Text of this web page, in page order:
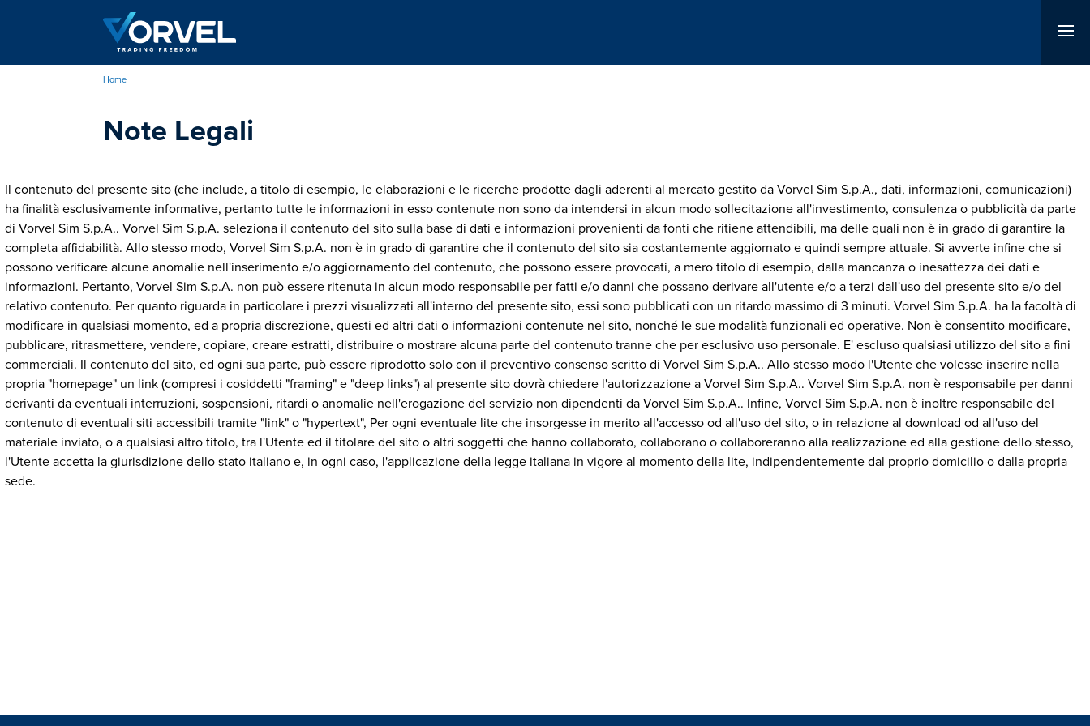
principale
di
Home
Note Legali
Il contenuto del presente sito (che include, a titolo di esempio, le elaborazioni e le ricerche prodotte dagli aderenti al mercato gestito da Vorvel Sim S.p.A., dati, informazioni, comunicazioni)
ha finalità esclusivamente informative, pertanto tutte le informazioni in esso contenute non sono da intendersi in alcun modo sollecitazione all'investimento, consulenza o pubblicità da parte
di Vorvel Sim S.p.A.. Vorvel Sim S.p.A. seleziona il contenuto del sito sulla base di dati e informazioni provenienti da fonti che ritiene attendibili, ma delle quali non è in grado di garantire la
completa affidabilità. Allo stesso modo, Vorvel Sim S.p.A. non è in grado di garantire che il contenuto del sito sia costantemente aggiornato e quindi sempre attuale. Si avverte infine che si
possono verificare alcune anomalie nell'inserimento e/o aggiornamento del contenuto, che possono essere provocati, a mero titolo di esempio, dalla mancanza o inesattezza dei dati e
informazioni. Pertanto, Vorvel Sim S.p.A. non può essere ritenuta in alcun modo responsabile per fatti e/o danni che possano derivare all'utente e/o a terzi dall'uso del presente sito e/o del
relativo contenuto. Per quanto riguarda in particolare i prezzi visualizzati all'interno del presente sito, essi sono pubblicati con un ritardo massimo di 3 minuti. Vorvel Sim S.p.A. ha la facoltà di
modificare in qualsiasi momento, ed a propria discrezione, questi ed altri dati o informazioni contenute nel sito, nonché le sue modalità funzionali ed operative. Non è consentito modificare,
pubblicare, ritrasmettere, vendere, copiare, creare estratti, distribuire o mostrare alcuna parte del contenuto tranne che per esclusivo uso personale. E' escluso qualsiasi utilizzo del sito a fini
commerciali. Il contenuto del sito, ed ogni sua parte, può essere riprodotto solo con il preventivo consenso scritto di Vorvel Sim S.p.A.. Allo stesso modo l'Utente che volesse inserire nella
propria "homepage" un link (compresi i cosiddetti "framing" e "deep links") al presente sito dovrà chiedere l'autorizzazione a Vorvel Sim S.p.A.. Vorvel Sim S.p.A. non è responsabile per danni
derivanti da eventuali interruzioni, sospensioni, ritardi o anomalie nell'erogazione del servizio non dipendenti da Vorvel Sim S.p.A.. Infine, Vorvel Sim S.p.A. non è inoltre responsabile del
contenuto di eventuali siti accessibili tramite "link" o "hypertext", Per ogni eventuale lite che insorgesse in merito all'accesso od all'uso del sito, o in relazione al download od all'uso del
materiale inviato, o a qualsiasi altro titolo, tra l'Utente ed il titolare del sito o altri soggetti che hanno collaborato, collaborano o collaboreranno alla realizzazione ed alla gestione dello stesso,
l'Utente accetta la giurisdizione dello stato italiano e, in ogni caso, l'applicazione della legge italiana in vigore al momento della lite, indipendentemente dal proprio domicilio o dalla propria
sede.